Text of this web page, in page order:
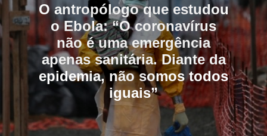
O antropólogo que estudou
o Ebola: “O coronavírus
não é uma emergência
apenas sanitária. Diante da
epidemia, não somos todos
iguais”